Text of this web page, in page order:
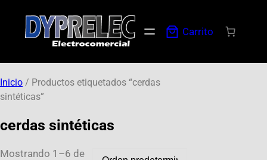
Carrito
Inicio / Productos etiquetados “cerdas
sintéticas”
cerdas sintéticas
Mostrando 1–6 de